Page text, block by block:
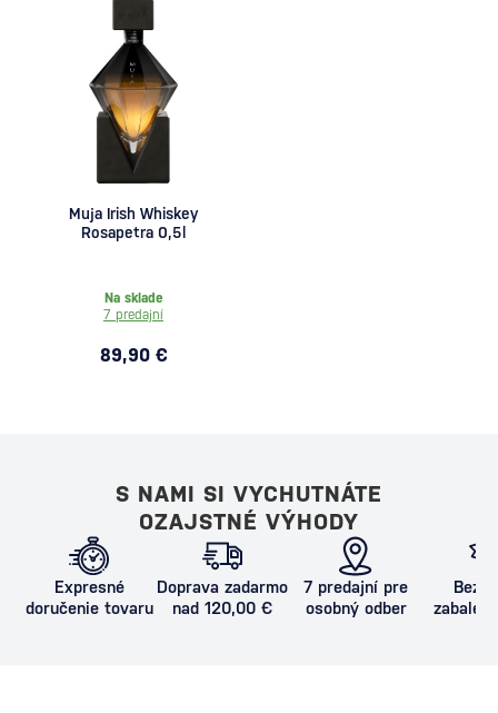
Muja Irish Whiskey
Rosapetra 0,5l
Na sklade
7 predajní
89,90 €
S NAMI SI VYCHUTNÁTE
OZAJSTNÉ VÝHODY
Expresné
doručenie tovaru
Doprava zadarmo
nad 120,00 €
7 predajní pre
osobný odber